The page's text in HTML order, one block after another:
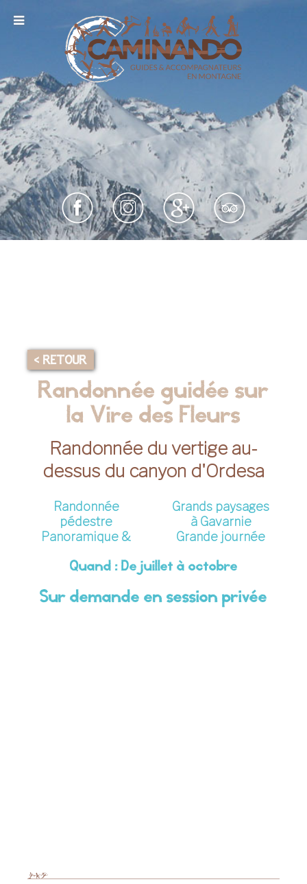
< RETOUR
Randonnée guidée sur
la Vire des Fleurs
Randonnée du vertige au-
dessus du canyon d'Ordesa
Randonnée
pédestre
Panoramique &
Grands paysages
à Gavarnie
Grande journée
Quand : De juillet à octobre
Sur demande en session privée